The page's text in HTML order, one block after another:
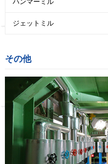
ジェットミル
その他